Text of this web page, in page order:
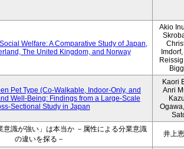
Welfare: A Comparative Study of Japan,
The United Kingdom, and Norway
Akio
Pet Type (Co-Walkable, Indoor-Only, and
Well-Being: Findings from a Large-Scale
Sectional Study in Japan
Kaori
Anri
意識が強い」は本当か －属性による分業意識
の違いを探る－
井上